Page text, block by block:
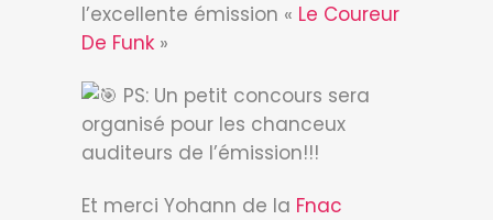
l’excellente émission « Le Coureur
De Funk »
PS: Un petit concours sera
organisé pour les chanceux
auditeurs de l’émission!!!
Et merci Yohann de la Fnac